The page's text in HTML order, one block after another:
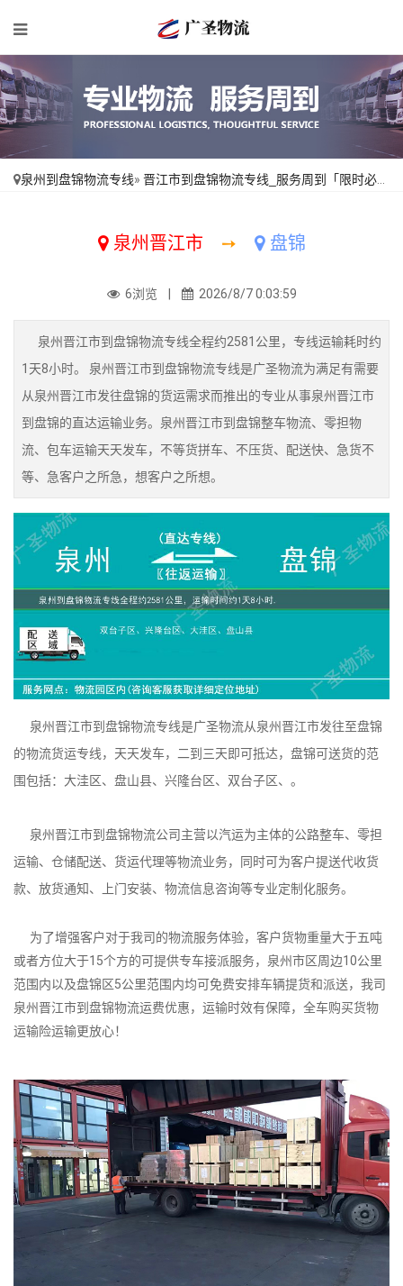
泉州到盘锦物流专线» 晋江市到盘锦物流专线_服务周到「限时必达」
泉州晋江市 ➙ 盘锦
6浏览 | 2026/8/7 0:03:59
泉州晋江市到盘锦物流专线全程约2581公里，专线运输耗时约
1天8小时。 泉州晋江市到盘锦物流专线是广圣物流为满足有需要
从泉州晋江市发往盘锦的货运需求而推出的专业从事泉州晋江市
到盘锦的直达运输业务。泉州晋江市到盘锦整车物流、零担物
流、包车运输天天发车，不等货拼车、不压货、配送快、急货不
等、急客户之所急，想客户之所想。
泉州晋江市到盘锦物流专线是广圣物流从泉州晋江市发往至盘锦
的物流货运专线，天天发车，二到三天即可抵达，盘锦可送货的范
围包括：大洼区、盘山县、兴隆台区、双台子区、。
泉州晋江市到盘锦物流公司主营以汽运为主体的公路整车、零担
运输、仓储配送、货运代理等物流业务，同时可为客户提送代收货
款、放货通知、上门安装、物流信息咨询等专业定制化服务。
为了增强客户对于我司的物流服务体验，客户货物重量大于五吨
或者方位大于15个方的可提供专车接派服务，泉州市区周边10公里
范围内以及盘锦区5公里范围内均可免费安排车辆提货和派送，我司
泉州晋江市到盘锦物流运费优惠，运输时效有保障，全车购买货物
运输险运输更放心！